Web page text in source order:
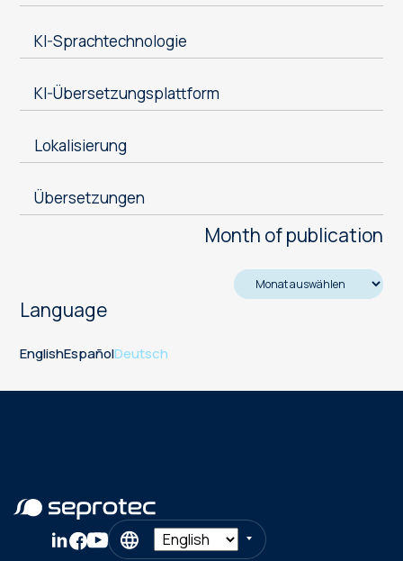
KI-Sprachtechnologie
KI-Übersetzungsplattform
Lokalisierung
Übersetzungen
Month of publication
Language
EnglishEspañolDeutsch